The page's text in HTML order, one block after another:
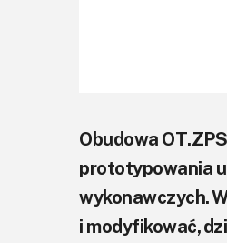
Obudowa
prototypowania
wykonawczych.
i modyfikować,